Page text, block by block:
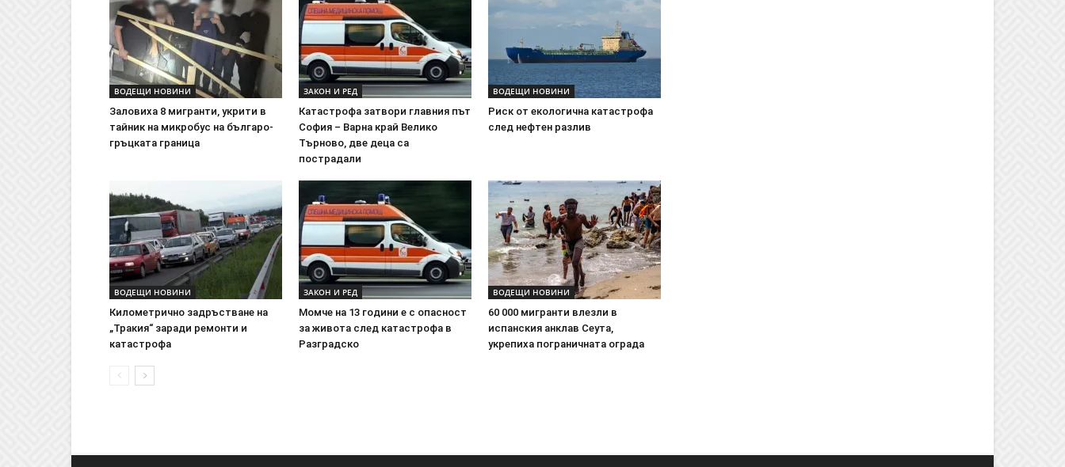
ВОДЕЩИ НОВИНИ
Заловиха 8 мигранти, укрити в
тайник на микробус на българо-
гръцката граница
ЗАКОН И РЕД
Катастрофа затвори главния път
София – Варна край Велико
Търново, две деца са
пострадали
ВОДЕЩИ НОВИНИ
Риск от екологична катастрофа
след нефтен разлив
ВОДЕЩИ НОВИНИ
Километрично задръстване на
„Тракия“ заради ремонти и
катастрофа
ЗАКОН И РЕД
Момче на 13 години е с опасност
за живота след катастрофа в
Разградско
ВОДЕЩИ НОВИНИ
60 000 мигранти влезли в
испанския анклав Сеута,
укрепиха пограничната ограда